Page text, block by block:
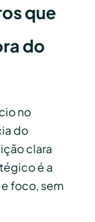
que
do
no
do
clara
é a
foco, sem